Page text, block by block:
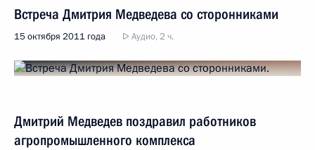
Встреча Дмитрия Медведева со сторонниками
15 октября 2011 года Аудио, 2 ч.
Дмитрий Медведев поздравил работников
агропромышленного комплекса